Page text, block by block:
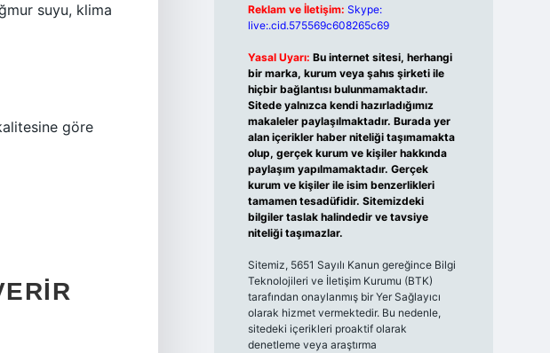
suyu, klima
göre
Reklam ve İletişim: Skype:
live:.cid.575569c608265c69
Yasal Uyarı: Bu internet sitesi, herhangi
bir marka, kurum veya şahıs şirketi ile
hiçbir bağlantısı bulunmamaktadır.
Sitede yalnızca kendi hazırladığımız
makaleler paylaşılmaktadır. Burada yer
alan içerikler haber niteliği taşımamakta
olup, gerçek kurum ve kişiler hakkında
paylaşım yapılmamaktadır. Gerçek
kurum ve kişiler ile isim benzerlikleri
tamamen tesadüfidir. Sitemizdeki
bilgiler taslak halindedir ve tavsiye
niteliği taşımazlar.
Sitemiz, 5651 Sayılı Kanun gereğince Bilgi
Teknolojileri ve İletişim Kurumu (BTK)
tarafından onaylanmış bir Yer Sağlayıcı
olarak hizmet vermektedir. Bu nedenle,
sitedeki içerikleri proaktif olarak
denetleme veya araştırma